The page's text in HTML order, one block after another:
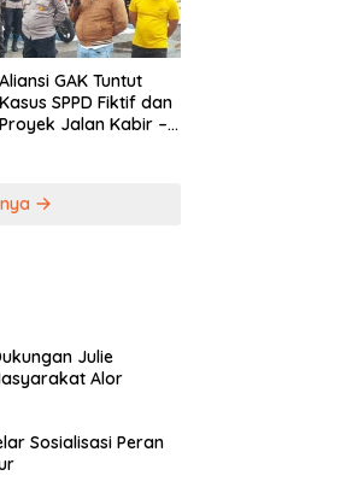
Aliansi GAK Tuntut
Kasus SPPD Fiktif dan
Proyek Jalan Kabir –
Julie
Pada Masyarakat Alor
Sosialisasi Peran